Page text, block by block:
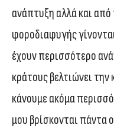
ανάπτυξη αλλά και
φοροδιαφυγής
έχουν περισσότερο
κράτους βελτιώνει
κάνουμε ακόμα
μου βρίσκονται πάντα